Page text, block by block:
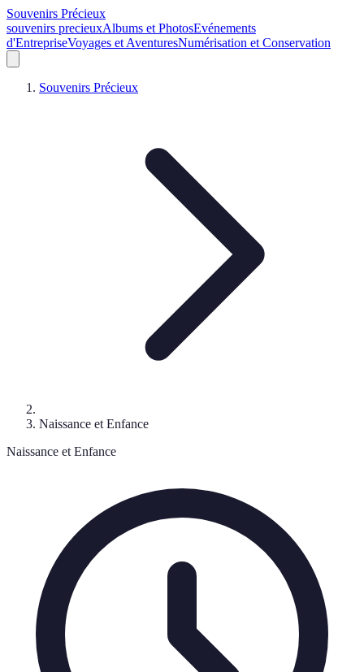
Souvenirs Précieux
souvenirs precieuxAlbums et PhotosEvénements
d'EntrepriseVoyages et AventuresNumérisation et Conservation
Souvenirs Précieux
Naissance et Enfance
Naissance et Enfance